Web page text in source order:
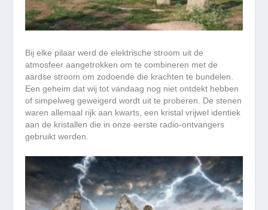
Bij elke pilaar werd de elektrische stroom uit de
atmosfeer aangetrokken om te combineren met de
aardse stroom om zodoende die krachten te bundelen.
Een geheim dat wij tot vandaag nog niet ontdekt hebben
of simpelweg geweigerd wordt uit te proberen. De stenen
waren allemaal rijk aan kwarts, een kristal vrijwel identiek
aan de kristallen die in onze eerste radio-ontvangers
gebruikt werden.